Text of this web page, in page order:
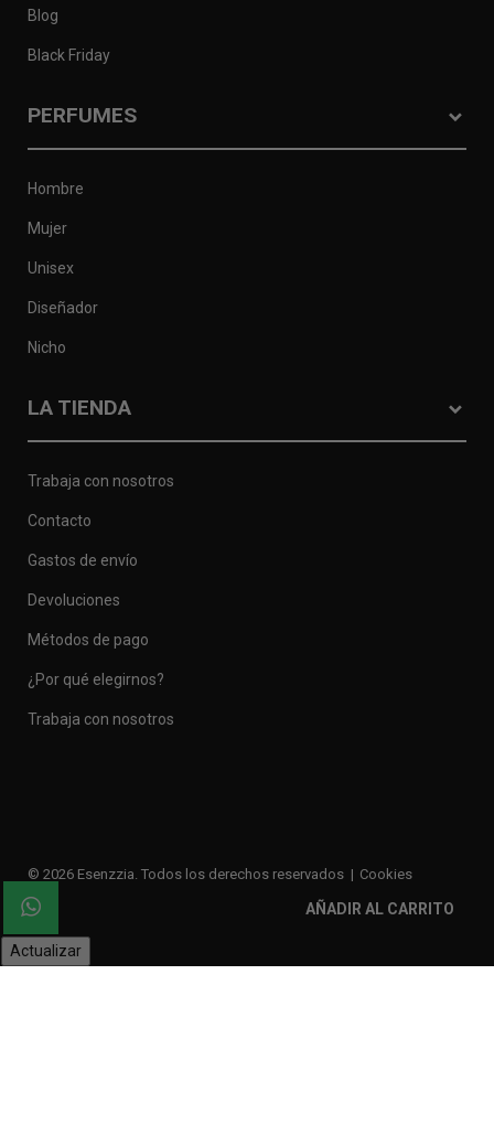
AÑADIR AL CARRITO
Blog
Black Friday
PERFUMES
Hombre
Mujer
Unisex
Diseñador
Nicho
LA TIENDA
Trabaja con nosotros
Contacto
Gastos de envío
Devoluciones
Métodos de pago
¿Por qué elegirnos?
Trabaja con nosotros
© 2026 Esenzzia. Todos los derechos reservados
Cookies